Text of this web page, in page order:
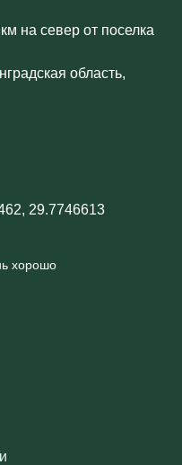
на север от поселка
область,
29.7746613
хорошо